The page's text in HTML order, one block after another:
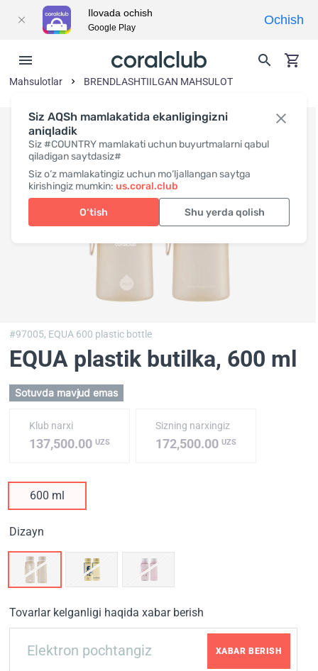
Siz AQSh mamlakatida ekanligingizni
aniqladik
Siz #COUNTRY mamlakati uchun buyurtmalarni qabul
qiladigan saytdasiz#
Siz o‘z mamlakatingiz uchun mo‘ljallangan saytga
kirishingiz mumkin: us.coral.club
O‘tish Shu yerda qolish
Mahsulotlar BRENDLASHTIILGAN MAHSULOT
#97005, EQUA 600 plastic bottle
EQUA plastik butilka, 600 ml
Sotuvda mavjud emas
Klub narxi
137,500.00 UZS
Sizning narxingiz
172,500.00UZS
600 ml
Dizayn
Tovarlar kelganligi haqida xabar berish
XABAR BERISH
Ilovada ochish
Google Play
Ochish